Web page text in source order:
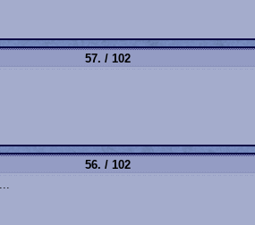
57. / 102
56. / 102